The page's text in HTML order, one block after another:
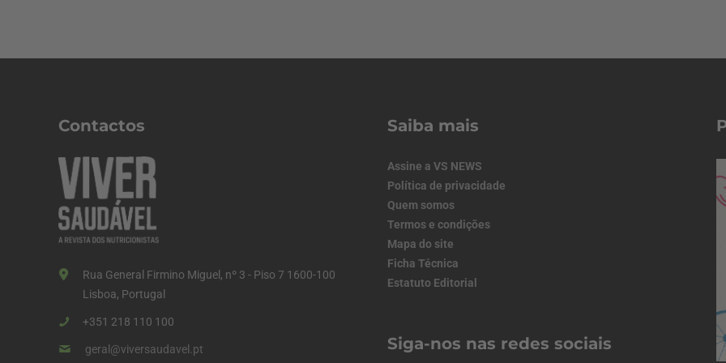
Contactos
Rua General Firmino Miguel, nº 3 - Piso 7 1600-100
Lisboa, Portugal
+351 218 110 100
geral@viversaudavel.pt
Saiba mais
Assine a VS NEWS
Política de privacidade
Quem somos
Termos e condições
Mapa do site
Ficha Técnica
Estatuto Editorial
Siga-nos nas redes sociais